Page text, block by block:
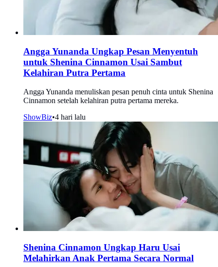
Angga Yunanda Ungkap Pesan Menyentuh
untuk Shenina Cinnamon Usai Sambut
Kelahiran Putra Pertama
Angga Yunanda menuliskan pesan penuh cinta untuk Shenina
Cinnamon setelah kelahiran putra pertama mereka.
ShowBiz•4 hari lalu
Shenina Cinnamon Ungkap Haru Usai
Melahirkan Anak Pertama Secara Normal